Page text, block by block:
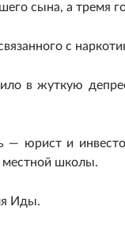
сына, а тремя
с
в жуткую
юрист и
местной школы.
Иды.